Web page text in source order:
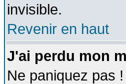
invisible.
Revenir en haut
J'ai perdu mon
Ne paniquez pas